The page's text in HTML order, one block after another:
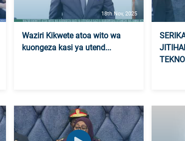
18th Nov, 2025
Waziri Kikwete atoa wito wa
kuongeza kasi ya utend...